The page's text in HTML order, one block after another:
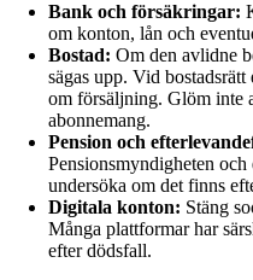
Bank och försäkringar:
om konton, lån och
Bostad: Om den avlidne
sägas upp. Vid
om försäljning. Glöm inte
abonnemang.
Pension och
Pensionsmyndigheten
undersöka om det finns
Digitala konton: Stäng
Många plattformar har
efter dödsfall.